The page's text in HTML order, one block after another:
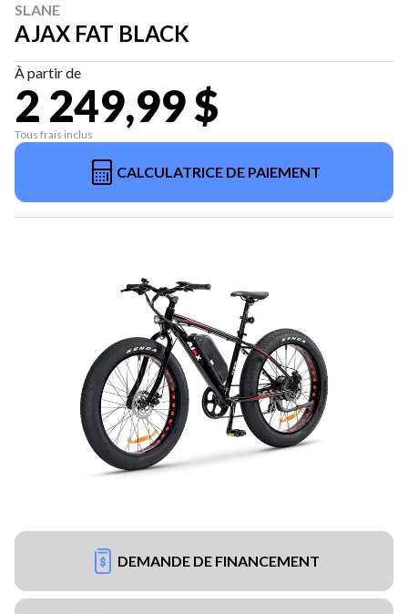
SLANE
AJAX FAT BLACK
À partir de
2 249,99 $
Tous frais inclus
CALCULATRICE DE PAIEMENT
DEMANDE DE FINANCEMENT